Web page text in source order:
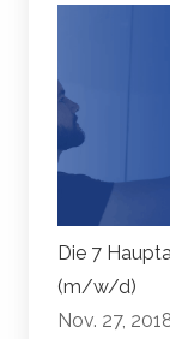
Die 7
(m/w/d)
Nov. 27,